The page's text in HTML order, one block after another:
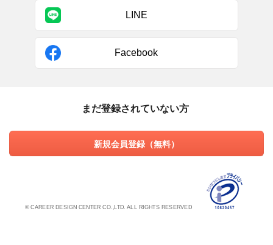
LINE
Facebook
まだ登録されていない方
新規会員登録（無料）
© CAREER DESIGN CENTER CO.,LTD. ALL RIGHTS RESERVED